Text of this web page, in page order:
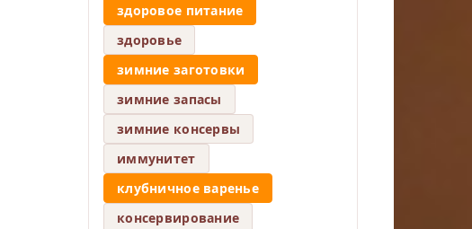
здоровое питание
здоровье
зимние заготовки
зимние запасы
зимние консервы
иммунитет
клубничное варенье
консервирование